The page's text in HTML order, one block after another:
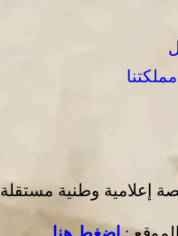
إعلامية وطنية مستقلة